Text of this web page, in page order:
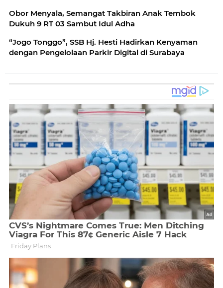
Obor Menyala, Semangat Takbiran Anak Tembok
Dukuh 9 RT 03 Sambut Idul Adha
“Jogo Tonggo”, SSB Hj. Hesti Hadirkan Kenyaman
dengan Pengelolaan Parkir Digital di Surabaya